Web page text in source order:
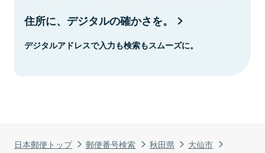
日本郵便トップ 郵便番号検索 秋田県
大仙市
住所に、デジタルの確かさを。
デジタルアドレスで入力も検索もスムーズに。